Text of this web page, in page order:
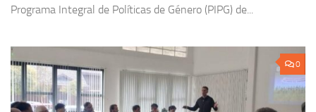
Programa Integral de Políticas de Género (PIPG) de...
0